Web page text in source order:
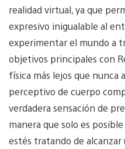
realidad virtual, ya que
expresivo inigualable al
experimentar el mundo a
objetivos principales con
física más lejos que nunca
perceptivo de cuerpo
verdadera sensación de
manera que solo es
estés tratando de alcanzar